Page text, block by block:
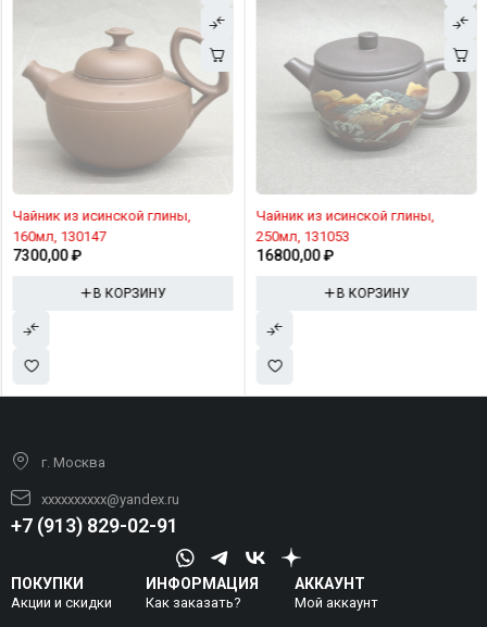
Чайник из исинской глины,
160мл, 130147
7300,00₽
В КОРЗИНУ
Чайник из исинской глины,
250мл, 131053
16800,00₽
В КОРЗИНУ
г. Москва
xxxxxxxxxx@yandex.ru
+7 (913) 829-02-91
ПОКУПКИ
Акции и скидки
ИНФОРМАЦИЯ
Как заказать?
АККАУНТ
Мой аккаунт